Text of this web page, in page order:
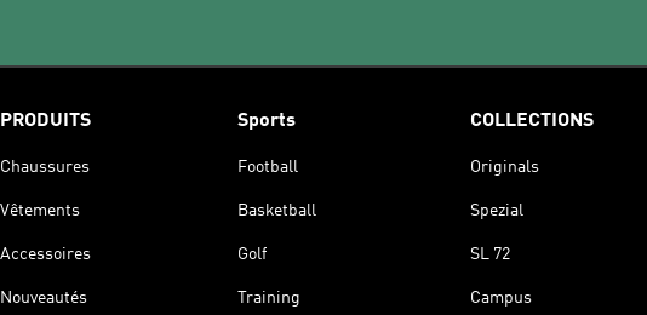
PRODUITS
Chaussures
Vêtements
Accessoires
Nouveautés
Sports
Football
Basketball
Golf
Training
COLLECTIONS
Originals
Spezial
SL 72
Campus